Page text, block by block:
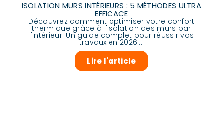
ISOLATION MURS INTÉRIEURS : 5 MÉTHODES ULTRA
EFFICACE
Découvrez comment optimiser votre confort
thermique grâce à l'isolation des murs par
l'intérieur. Un guide complet pour réussir vos
travaux en 2026....
Lire l'article